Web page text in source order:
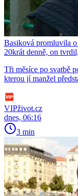
Basiková promluvila
20krát denně, on
Tři měsíce po svatbě
kterou jí manžel
VIPživot.cz
dnes, 06:16
3 min